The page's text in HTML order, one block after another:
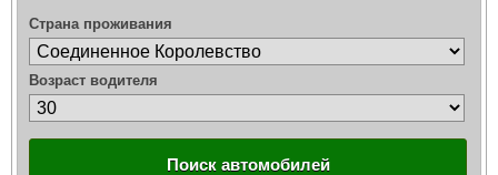
Страна проживания
Возраст водителя
Поиск автомобилей